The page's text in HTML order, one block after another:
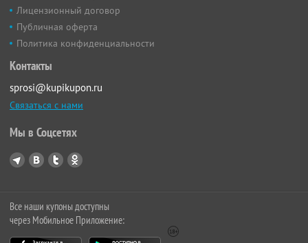
Лицензионный договор
Публичная оферта
Политика конфиденциальности
Контакты
sprosi@kupikupon.ru
Связаться с нами
Мы в Соцсетях
Все наши купоны доступны
через Мобильное Приложение: